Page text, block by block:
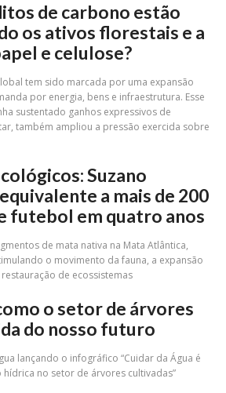
de carbono estão
os ativos florestais e a
e celulose?
tem sido marcada por uma expansão
por energia, bens e infraestrutura. Esse
sustentado ganhos expressivos de
também ampliou a pressão exercida sobre
Suzano
a mais de 200
futebol em quatro anos
de mata nativa na Mata Atlântica,
o movimento da fauna, a expansão
de ecossistemas
o setor de árvores
do nosso futuro
lançando o infográfico “Cuidar da Água é
no setor de árvores cultivadas”